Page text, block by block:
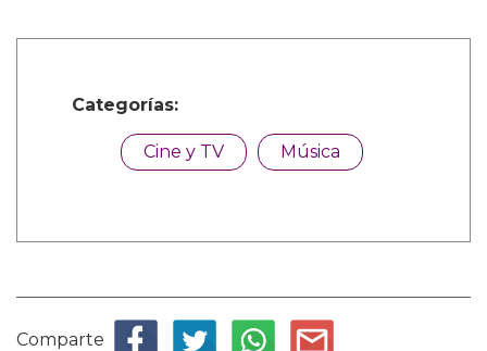
Categorías:
Cine y TV Música
Comparte